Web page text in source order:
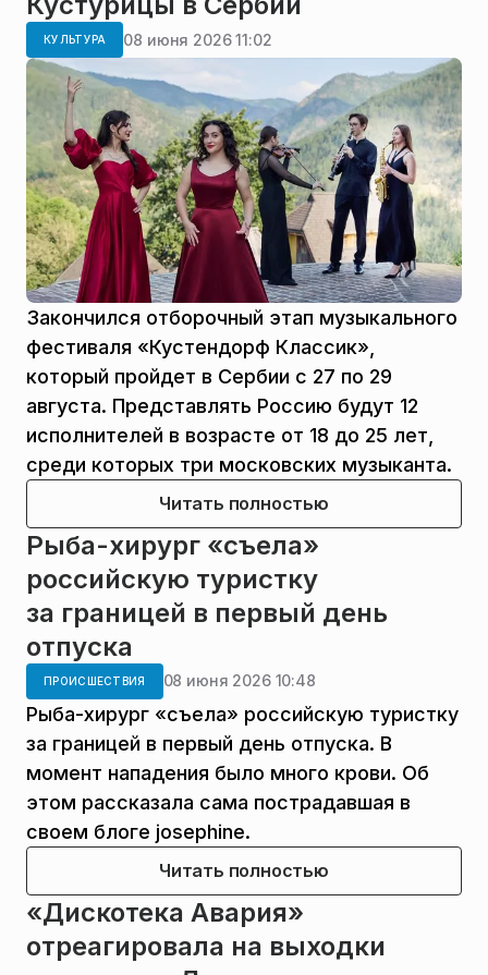
КУЛЬТУРА 08 июня 2026 11:02
Закончился отборочный этап музыкального
фестиваля «Кустендорф Классик»,
который пройдет в Сербии с 27 по 29
августа. Представлять Россию будут 12
исполнителей в возрасте от 18 до 25 лет,
среди которых три московских музыканта.
Читать полностью
Рыба-хирург «съела»
российскую туристку
за границей в первый день
отпуска
ПРОИСШЕСТВИЯ 08 июня 2026 10:48
Рыба-хирург «съела» российскую туристку
за границей в первый день отпуска. В
момент нападения было много крови. Об
этом рассказала сама пострадавшая в
своем блоге josephine.
Читать полностью
«Дискотека Авария»
отреагировала на выходки